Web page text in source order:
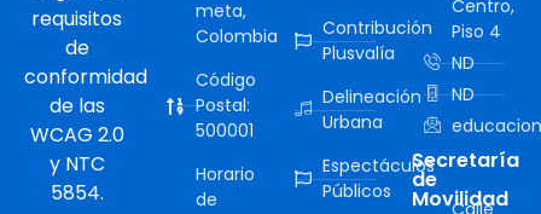
requisitos
de
conformidad
de las
WCAG 2.0
y NTC
5854.
meta,
Colombia
Código
Postal:
500001
Horario
de
Contribución
Plusvalía
Delineación
Urbana
Espectáculos
Públicos
Centro,
Piso 4
ND
ND
Secretaría
de
Movilidad